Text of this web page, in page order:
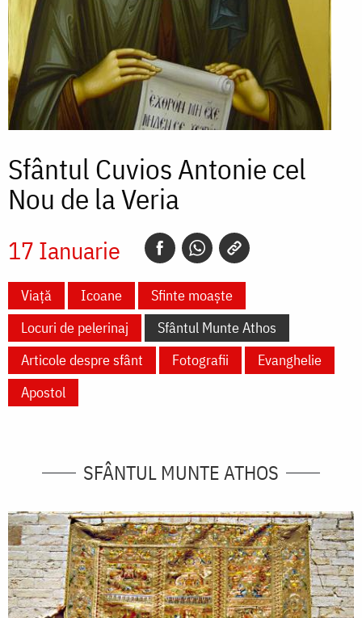
Sfântul Cuvios Antonie cel
Nou de la Veria
17 Ianuarie
Viață Icoane
Sfinte moaște
Locuri de pelerinaj
Sfântul Munte Athos
Articole despre sfânt
Fotografii
Evanghelie
Apostol
SFÂNTUL MUNTE ATHOS